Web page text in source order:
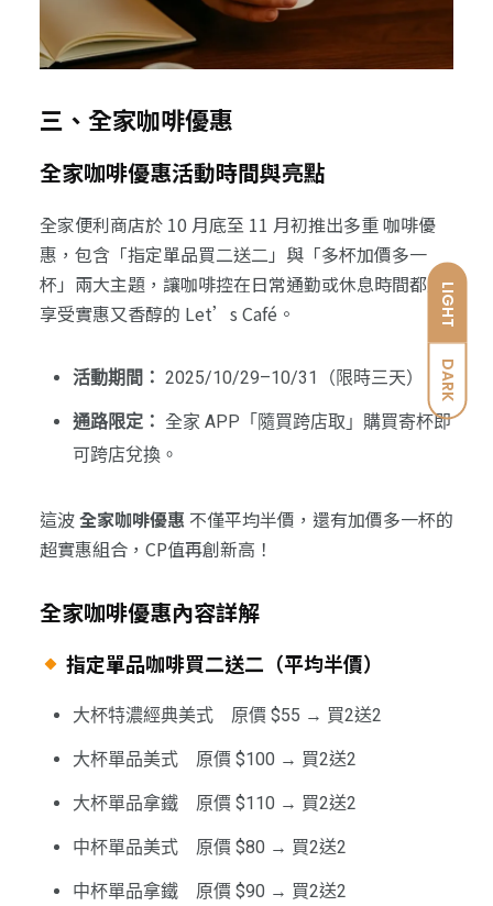
LIGHT
DARK
三、全家咖啡優惠
全家咖啡優惠活動時間與亮點
全家便利商店於 10 月底至 11 月初推出多重 咖啡優
惠，包含「指定單品買二送二」與「多杯加價多一
杯」兩大主題，讓咖啡控在日常通勤或休息時間都能
享受實惠又香醇的 Let’s Café。
活動期間： 2025/10/29–10/31（限時三天）
通路限定： 全家 APP「隨買跨店取」購買寄杯即
可跨店兌換。
這波全家咖啡優惠 不僅平均半價，還有加價多一杯的
超實惠組合，CP值再創新高！
全家咖啡優惠內容詳解
指定單品咖啡買二送二（平均半價）
大杯特濃經典美式 原價 $55 → 買2送2
大杯單品美式 原價 $100 → 買2送2
大杯單品拿鐵 原價 $110 → 買2送2
中杯單品美式 原價 $80 → 買2送2
中杯單品拿鐵 原價 $90 → 買2送2